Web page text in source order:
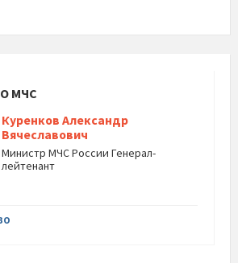
МЧС
Куренков Александр
Вячеславович
Министр МЧС России Генерал-
лейтенант